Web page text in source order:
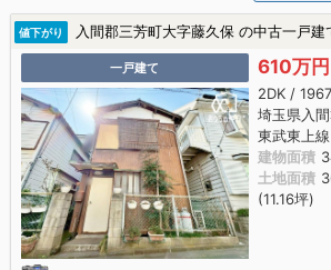
値下がり 入間郡三芳町大字藤久保 の中古一戸建
一戸建て 610万円
2DK /
埼玉県入
東武東上
建物面積
土地面積
(11.16坪)